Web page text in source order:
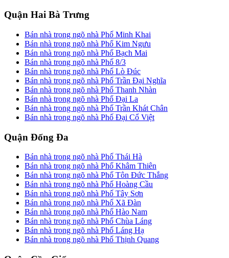
Quận Hai Bà Trưng
Bán nhà trong ngõ nhà Phố Minh Khai
Bán nhà trong ngõ nhà Phố Kim Ngưu
Bán nhà trong ngõ nhà Phố Bạch Mai
Bán nhà trong ngõ nhà Phố 8/3
Bán nhà trong ngõ nhà Phố Lò Đúc
Bán nhà trong ngõ nhà Phố Trần Đại Nghĩa
Bán nhà trong ngõ nhà Phố Thanh Nhàn
Bán nhà trong ngõ nhà Phố Đại La
Bán nhà trong ngõ nhà Phố Trần Khát Chân
Bán nhà trong ngõ nhà Phố Đại Cổ Việt
Quận Đống Đa
Bán nhà trong ngõ nhà Phố Thái Hà
Bán nhà trong ngõ nhà Phố Khâm Thiên
Bán nhà trong ngõ nhà Phố Tôn Đức Thắng
Bán nhà trong ngõ nhà Phố Hoàng Cầu
Bán nhà trong ngõ nhà Phố Tây Sơn
Bán nhà trong ngõ nhà Phố Xã Đàn
Bán nhà trong ngõ nhà Phố Hào Nam
Bán nhà trong ngõ nhà Phố Chùa Láng
Bán nhà trong ngõ nhà Phố Láng Hạ
Bán nhà trong ngõ nhà Phố Thịnh Quang